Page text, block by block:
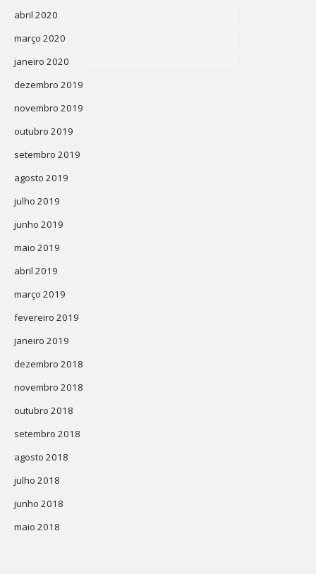
abril 2020
março 2020
janeiro 2020
dezembro 2019
novembro 2019
outubro 2019
setembro 2019
agosto 2019
julho 2019
junho 2019
maio 2019
abril 2019
março 2019
fevereiro 2019
janeiro 2019
dezembro 2018
novembro 2018
outubro 2018
setembro 2018
agosto 2018
julho 2018
junho 2018
maio 2018